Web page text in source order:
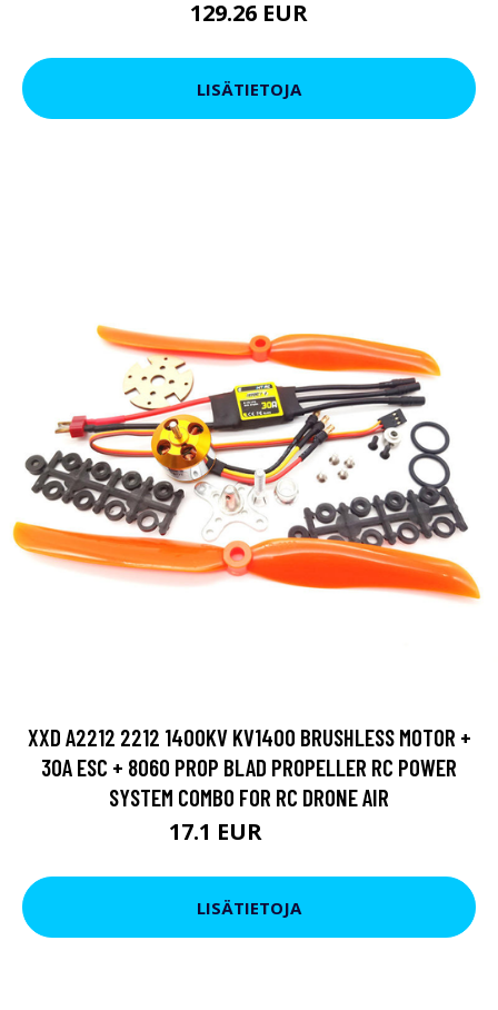
129.26 EUR
LISÄTIETOJA
XXD A2212 2212 1400KV KV1400 BRUSHLESS MOTOR +
30A ESC + 8060 PROP BLAD PROPELLER RC POWER
SYSTEM COMBO FOR RC DRONE AIR
17.1 EUR
LISÄTIETOJA